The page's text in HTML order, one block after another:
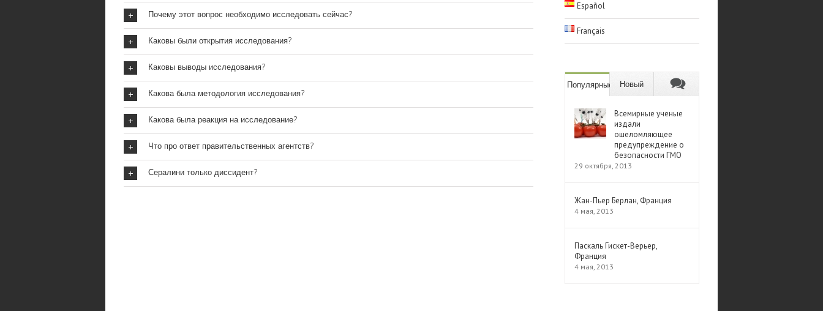
Почему этот вопрос необходимо исследовать сейчас?
Каковы были открытия исследования?
Каковы выводы исследования?
Какова была методология исследования?
Какова была реакция на исследование?
Что про ответ правительственных агентств?
Сералини только диссидент?
Español
Français
Популярные Новый
Всемирные ученые
издали
ошеломляющее
предупреждение о
безопасности ГМО
29 октября, 2013
Жан-Пьер Берлан, Франция
4 мая, 2013
Паскаль Гискет-Верьер,
Франция
4 мая, 2013